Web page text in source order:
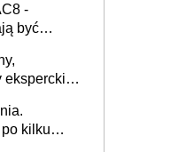
-
być
-
kilku